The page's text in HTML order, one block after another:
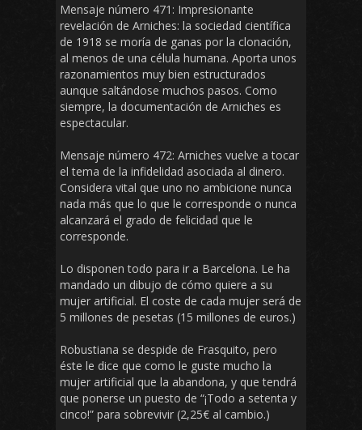
Mensaje número 471: Impresionante
revelación de Arniches: la sociedad científica
de 1918 se moría de ganas por la clonación,
al menos de una célula humana. Aporta unos
razonamientos muy bien estructurados
aunque saltándose muchos pasos. Como
siempre, la documentación de Arniches es
espectacular.
Mensaje número 472: Arniches vuelve a tocar
el tema de la infidelidad asociada al dinero.
Considera vital que uno no ambicione nunca
nada más que lo que le corresponde o nunca
alcanzará el grado de felicidad que le
corresponde.
Lo disponen todo para ir a Barcelona. Le ha
mandado un dibujo de cómo quiere a su
mujer artificial. El coste de cada mujer será de
5 millones de pesetas (15 millones de euros.)
Robustiana se despide de Frasquito, pero
éste le dice que como le guste mucho la
mujer artificial que la abandona, y que tendrá
que ponerse un puesto de “¡Todo a setenta y
cinco!” para sobrevivir (2,25€ al cambio.)